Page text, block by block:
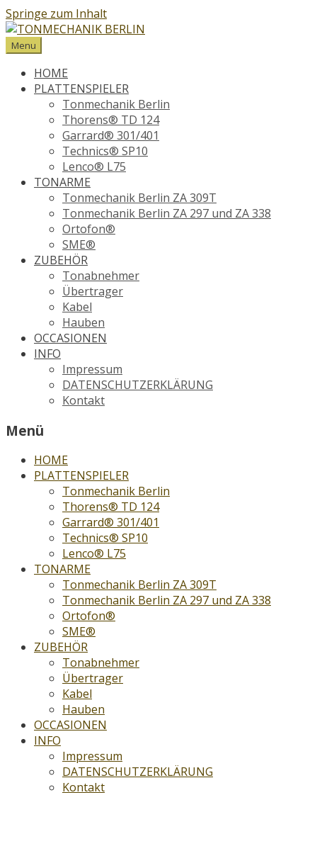
Springe zum Inhalt
Menu
HOME
PLATTENSPIELER
Tonmechanik Berlin
Thorens® TD 124
Garrard® 301/401
Technics® SP10
Lenco® L75
TONARME
Tonmechanik Berlin ZA 309T
Tonmechanik Berlin ZA 297 und ZA 338
Ortofon®
SME®
ZUBEHÖR
Tonabnehmer
Übertrager
Kabel
Hauben
OCCASIONEN
INFO
Impressum
DATENSCHUTZERKLÄRUNG
Kontakt
Menü
HOME
PLATTENSPIELER
Tonmechanik Berlin
Thorens® TD 124
Garrard® 301/401
Technics® SP10
Lenco® L75
TONARME
Tonmechanik Berlin ZA 309T
Tonmechanik Berlin ZA 297 und ZA 338
Ortofon®
SME®
ZUBEHÖR
Tonabnehmer
Übertrager
Kabel
Hauben
OCCASIONEN
INFO
Impressum
DATENSCHUTZERKLÄRUNG
Kontakt